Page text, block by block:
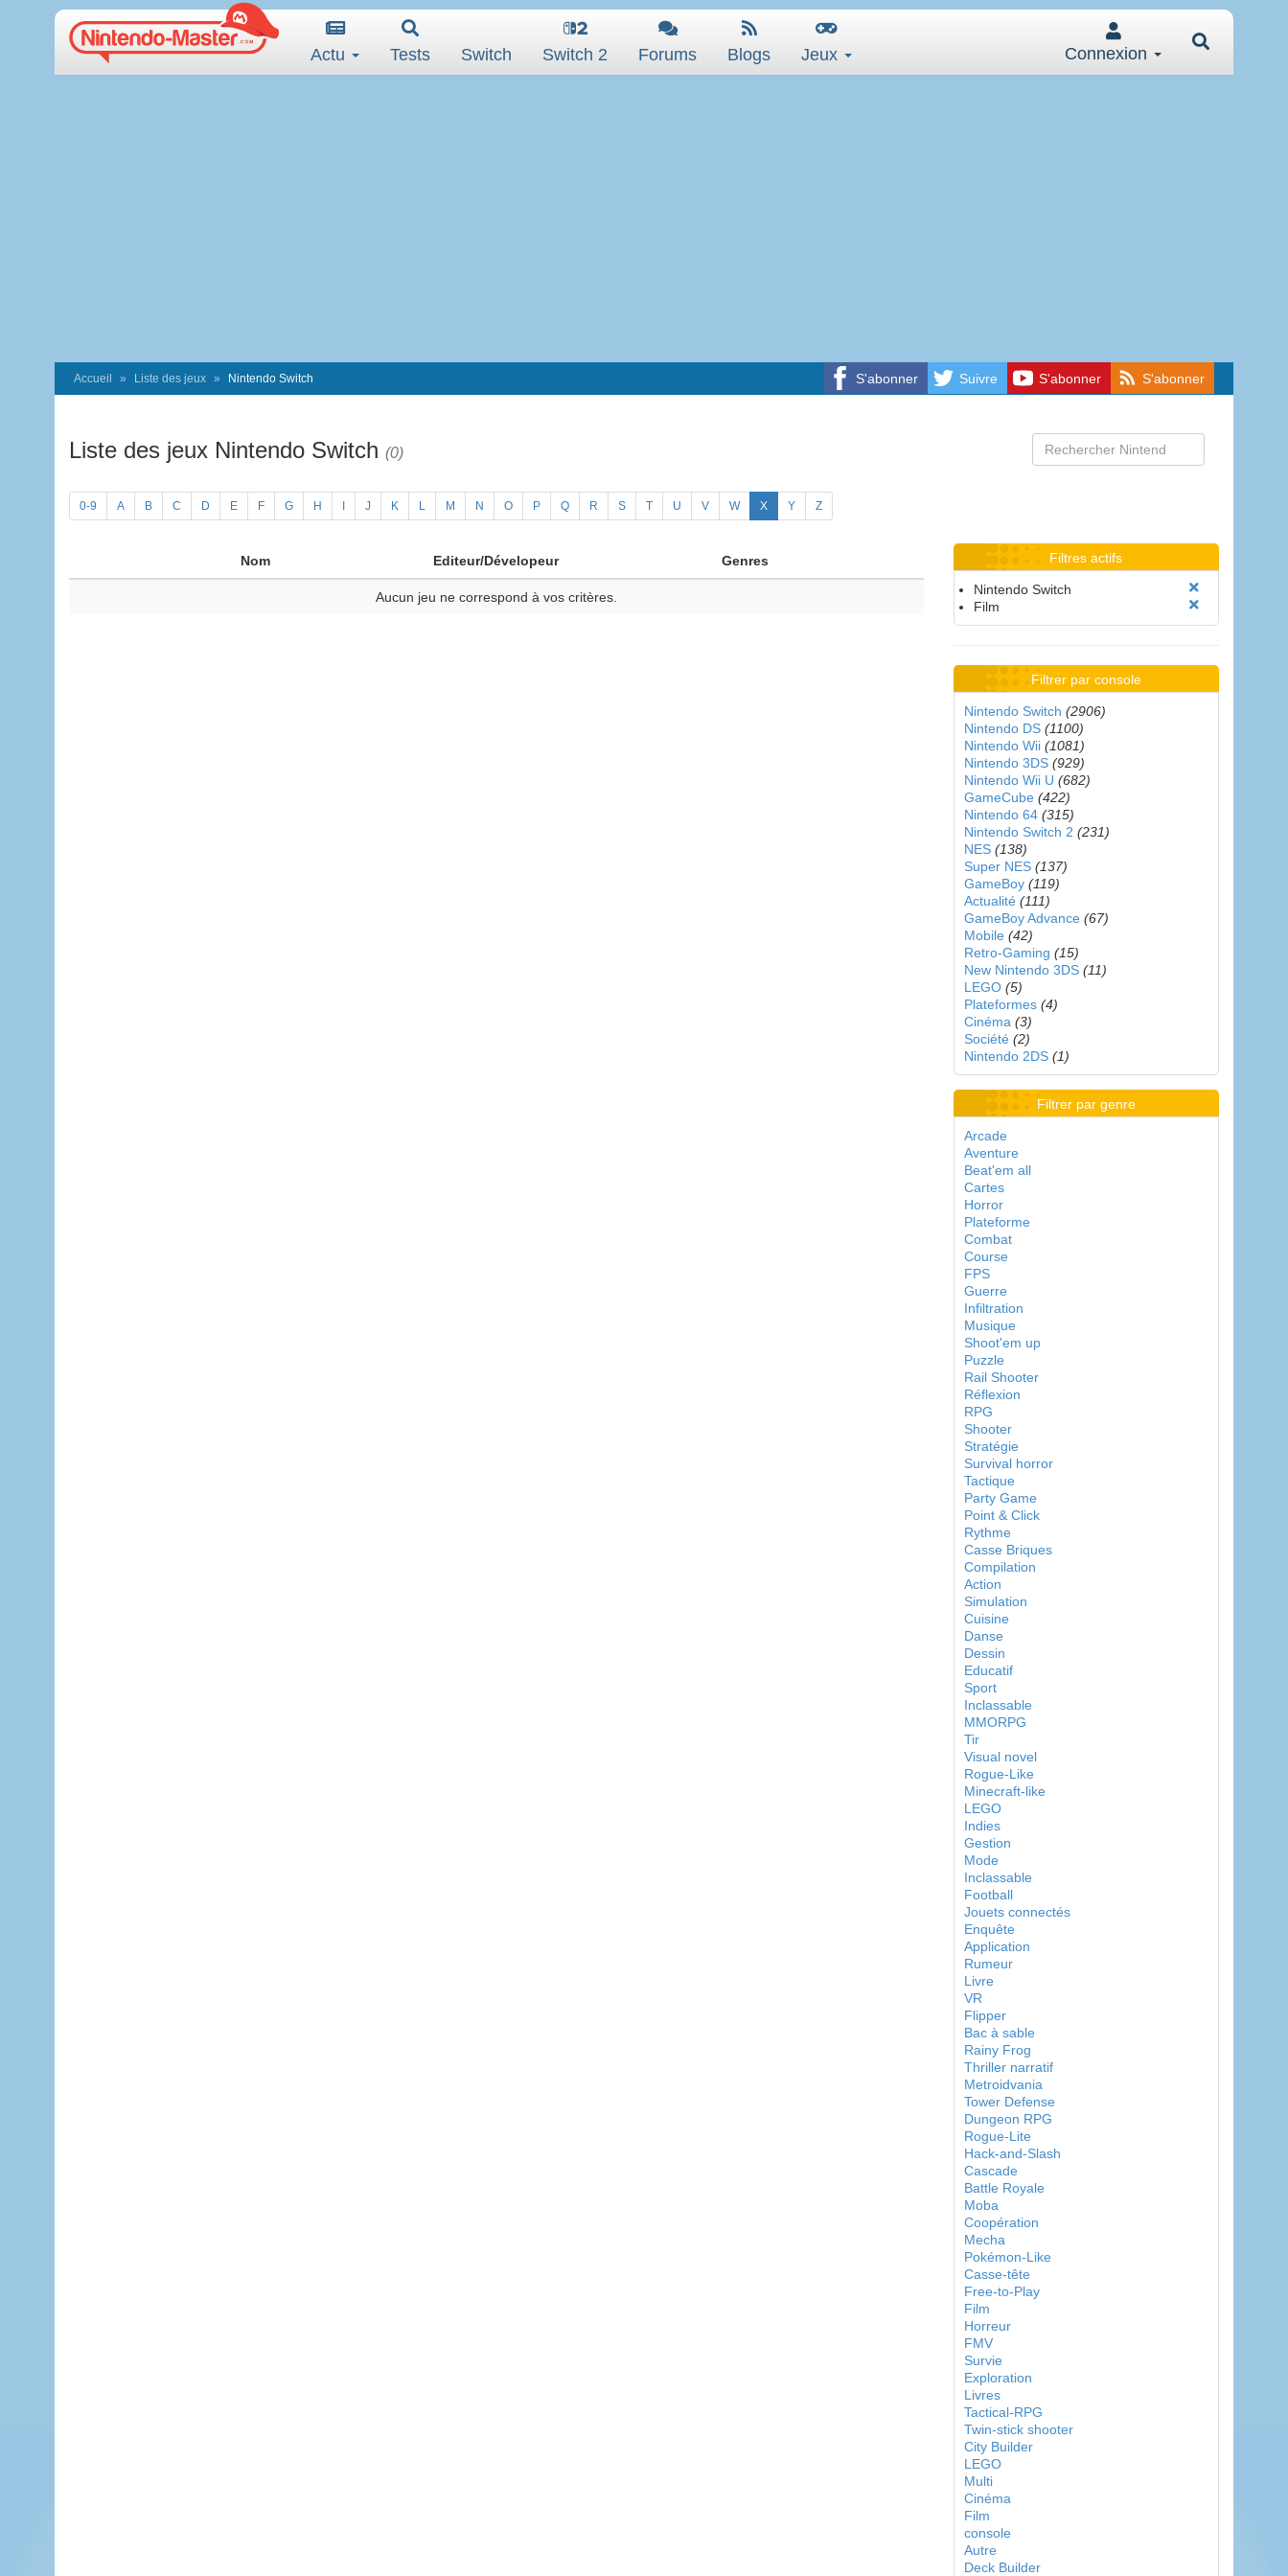
Actu Tests Switch Switch 2 Forums Blogs Jeux Connexion
S'abonner Suivre S'abonner S'abonner
Accueil Liste des jeux Nintendo Switch
Liste des jeux Nintendo Switch (0)
0-9 A B C D E F G H J K L M N O P Q R S T U V W X Y Z
Nom Editeur/Dévelopeur Genres
Aucun jeu ne correspond à vos critères.
Filtres actifs
Nintendo Switch
Film
Filtrer par console
Nintendo Switch (2906)
Nintendo DS (1100)
Nintendo Wii (1081)
Nintendo 3DS (929)
Nintendo Wii U (682)
GameCube (422)
Nintendo 64 (315)
Nintendo Switch 2 (231)
NES (138)
Super NES (137)
GameBoy (119)
Actualité (111)
GameBoy Advance (67)
Mobile (42)
Retro-Gaming (15)
New Nintendo 3DS (11)
LEGO (5)
Plateformes (4)
Cinéma (3)
Société (2)
Nintendo 2DS (1)
Filtrer par genre
Arcade
Aventure
Beat'em all
Cartes
Horror
Plateforme
Combat
Course
FPS
Guerre
Infiltration
Musique
Shoot'em up
Puzzle
Rail Shooter
Réflexion
RPG
Shooter
Stratégie
Survival horror
Tactique
Party Game
Point & Click
Rythme
Casse Briques
Compilation
Action
Simulation
Cuisine
Danse
Dessin
Educatif
Sport
Inclassable
MMORPG
Tir
Visual novel
Rogue-Like
Minecraft-like
LEGO
Indies
Gestion
Mode
Inclassable
Football
Jouets connectés
Enquête
Application
Rumeur
Livre
VR
Flipper
Bac à sable
Rainy Frog
Thriller narratif
Metroidvania
Tower Defense
Dungeon RPG
Rogue-Lite
Hack-and-Slash
Cascade
Battle Royale
Moba
Coopération
Mecha
Pokémon-Like
Casse-tête
Free-to-Play
Film
Horreur
FMV
Survie
Exploration
Livres
Tactical-RPG
Twin-stick shooter
City Builder
LEGO
Multi
Cinéma
Film
console
Autre
Deck Builder